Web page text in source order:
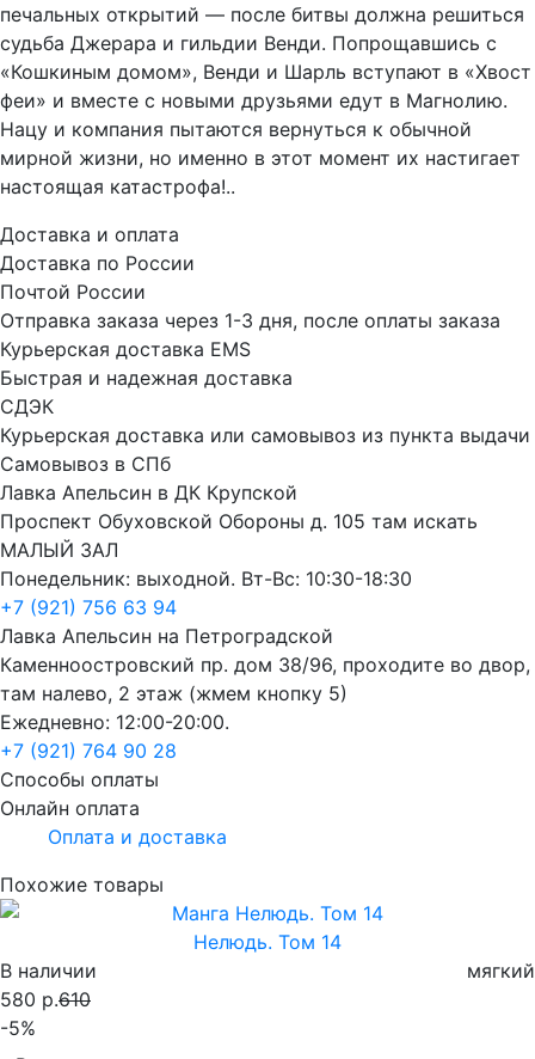
печальных открытий — после битвы должна решиться
судьба Джерара и гильдии Венди. Попрощавшись с
«Кошкиным домом», Венди и Шарль вступают в «Хвост
феи» и вместе с новыми друзьями едут в Магнолию.
Нацу и компания пытаются вернуться к обычной
мирной жизни, но именно в этот момент их настигает
настоящая катастрофа!..
Доставка и оплата
Доставка по России
Почтой России
Отправка заказа через 1-3 дня, после оплаты заказа
Курьерская доставка EMS
Быстрая и надежная доставка
СДЭК
Курьерская доставка или самовывоз из пункта выдачи
Самовывоз в СПб
Лавка Апельсин в ДК Крупской
Проспект Обуховской Обороны д. 105 там искать
МАЛЫЙ ЗАЛ
Понедельник: выходной. Вт-Вс: 10:30-18:30
+7 (921) 756 63 94
Лавка Апельсин на Петроградской
Каменноостровский пр. дом 38/96, проходите во двор,
там налево, 2 этаж (жмем кнопку 5)
Ежедневно: 12:00-20:00.
+7 (921) 764 90 28
Способы оплаты
Онлайн оплата
Оплата и доставка
Похожие товары
Нелюдь. Том 14
В наличии
мягкий
580 р.610
-5%